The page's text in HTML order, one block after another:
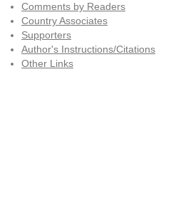
Comments by Readers
Country Associates
Supporters
Author's Instructions/Citations
Other Links